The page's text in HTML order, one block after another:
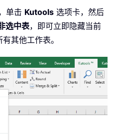
单击 Kutools 选项卡，然后
选中表，即可立即隐藏当前
其他工作表。